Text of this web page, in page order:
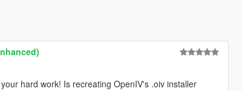
hard work! Is recreating OpenIV's .oiv installer